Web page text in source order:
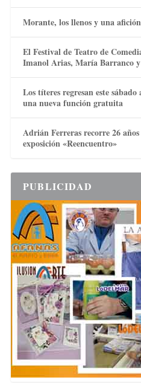
Morante, los llenos y una
El Festival de Teatro de
Imanol Arias, María Barranco
Los títeres regresan este
una nueva función gratuita
Adrián Ferreras recorre 26
exposición «Reencuentro»
PUBLICIDAD